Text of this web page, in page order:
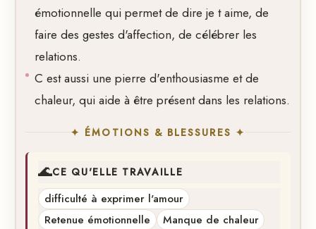
émotionnelle qui permet de dire je t aime, de
faire des gestes d'affection, de célébrer les
relations.
C est aussi une pierre d'enthousiasme et de
chaleur, qui aide à être présent dans les relations.
✦ ÉMOTIONS & BLESSURES ✦
🌊CE QU'ELLE TRAVAILLE
difficulté à exprimer l'amour
Retenue émotionnelle
Manque de chaleur